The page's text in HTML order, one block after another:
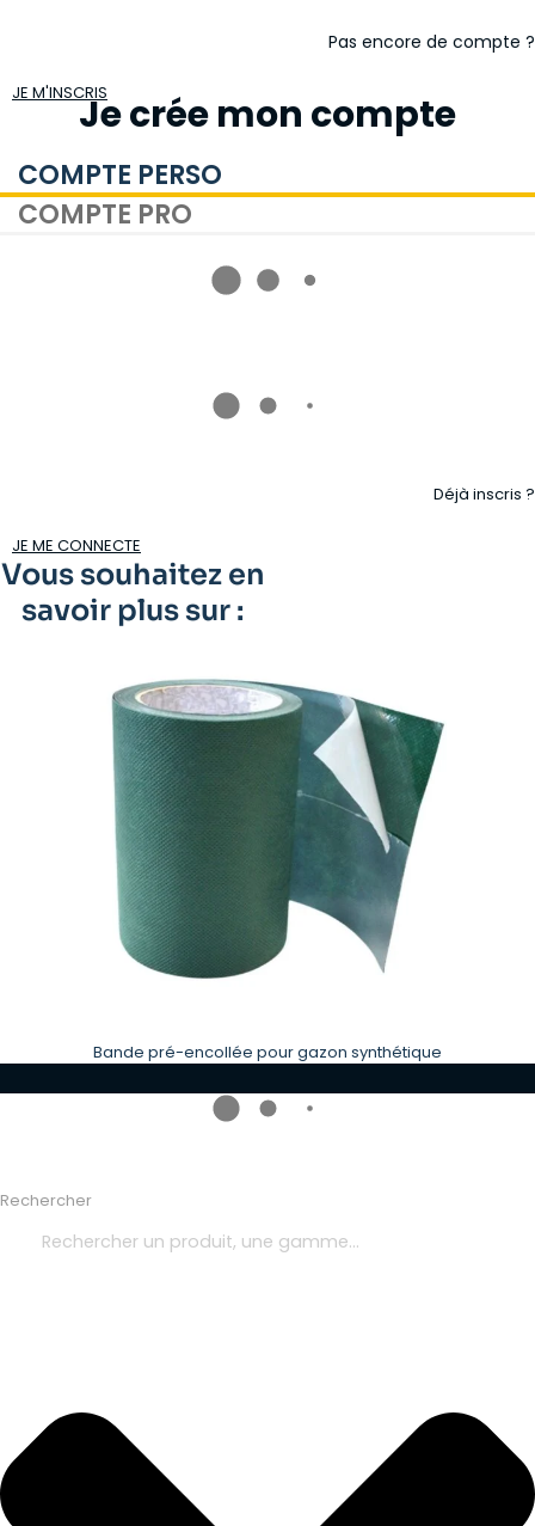
Pas encore de compte ?
JE M'INSCRISJe crée mon compte
COMPTE PERSO
COMPTE PRO
Déjà inscris ?
JE ME CONNECTE
Vous souhaitez en
savoir plus sur :
Bande pré-encollée pour gazon synthétique
Rechercher